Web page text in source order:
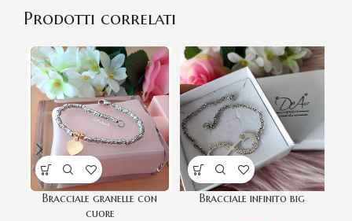
Prodotti correlati
Bracciale granelle con
cuore
Bracciale infinito big